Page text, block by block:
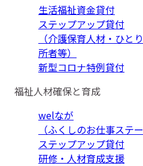
生活福祉資金貸付
ステップアップ貸付
（介護保育人材・ひと
所者等）
新型コロナ特例貸付
福祉人材確保と育成
welなが
（ふくしのお仕事ステ
ステップアップ貸付
研修・人材育成支援